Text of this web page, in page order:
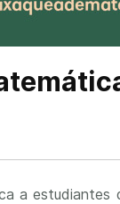
estudiantes